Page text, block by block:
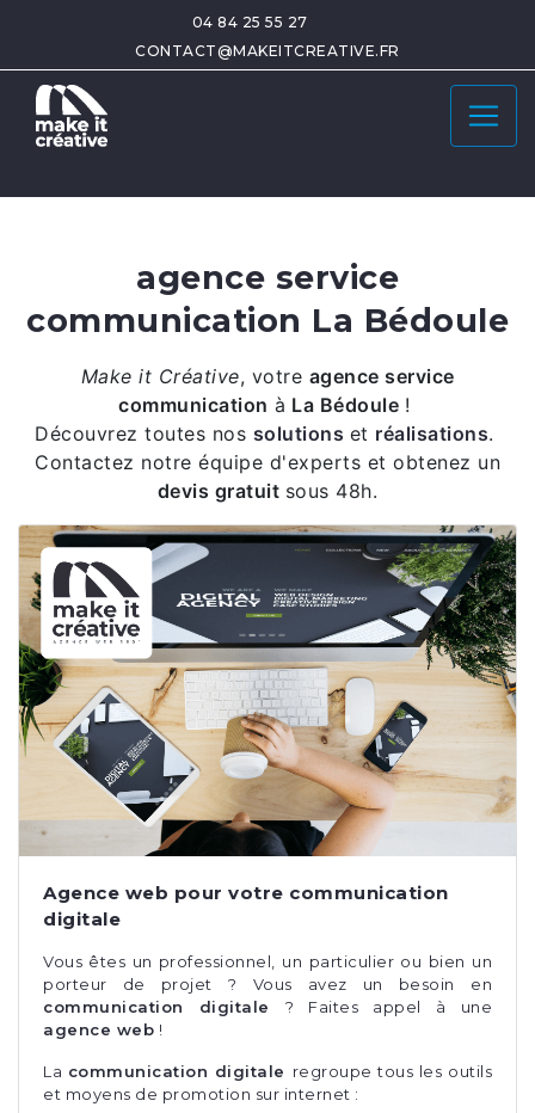
04 84 25 55 27
CONTACT@MAKEITCREATIVE.FR
agence service
communication La Bédoule
Make it Créative, votre agence service
communication à La Bédoule !
Découvrez toutes nos solutions et réalisations.
Contactez notre équipe d'experts et obtenez un
devis gratuit sous 48h.
Agence web pour votre communication
digitale
Vous êtes un professionnel, un particulier ou bien un
porteur de projet ? Vous avez un besoin en
communication digitale ? Faites appel à une
agence web !
La communication digitale regroupe tous les outils
et moyens de promotion sur internet :